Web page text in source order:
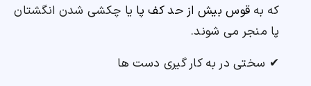
که به قوس بیش از حد کف پا یا چکشی شدن انگشتان
پا منجر می شوند.
✔ سختی در به کار گیری دست ها